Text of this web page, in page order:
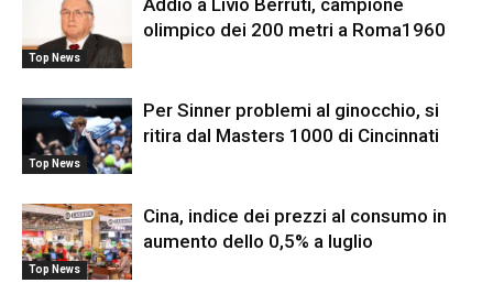
Top News
olimpico dei 200 metri a Roma1960
Top News
Per Sinner problemi al ginocchio, si
ritira dal Masters 1000 di Cincinnati
Top News
Cina, indice dei prezzi al consumo in
aumento dello 0,5% a luglio